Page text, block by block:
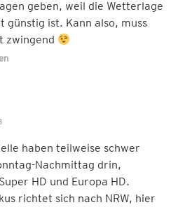
geben, weil die Wetterlage
günstig ist. Kann also, muss
zwingend
haben teilweise schwer
Nachmittag drin,
HD und Europa HD.
richtet sich nach NRW, hier